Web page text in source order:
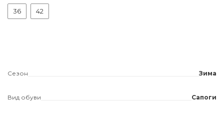
36 42
Сезон Зима
Вид обуви Сапоги